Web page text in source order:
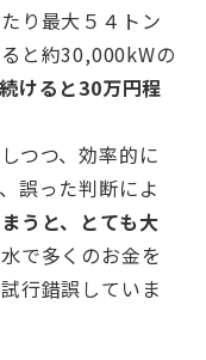
り最大５４トン
と約30,000kWの
けると30万円程
つつ、効率的に
誤った判断によ
うと、とても大
で多くのお金を
行錯誤していま